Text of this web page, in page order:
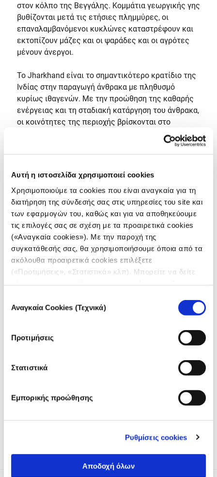
Αυτή η ιστοσελίδα χρησιμοποιεί cookies
Χρησιμοποιούμε τα cookies που είναι αναγκαία για τη
διατήρηση της σύνδεσής σας στις υπηρεσίες του site και
των εφαρμογών του, καθώς και για να αποθηκεύουμε
τις επιλογές σας σε σχέση με τα προαιρετικά cookies
(«Αναγκαία cookies»). Με την παροχή της
συγκατάθεσής σας, θα χρησιμοποιήσουμε όποια από τα
ακόλουθα προαιρετικά cookies επιλέξετε
(«Προτιμήσεις», «Στατιστικά» κλπ). Μπορείτε να δείτε
συγκατάθεσης
Αναγκαία Cookies (Τεχνικά)
Προτιμήσεις
Στατιστικά
Εμπορικής προώθησης
Ρυθμίσεις cookies
Αποδοχή όλων
στον κόλπο της Βεγγάλης. Κομμάτια γεωργικής γης
βυθίζονται μετά τις ετήσιες πλημμύρες, οι
επαναλαμβανόμενοι κυκλώνες καταστρέφουν και
εκτοπίζουν μάζες και οι ψαράδες και οι αγρότες
μένουν άνεργοι.
Το Jharkhand είναι το σημαντικότερο κρατίδιο της
Ινδίας στην παραγωγή άνθρακα με πληθυσμό
κυρίως ιθαγενών. Με την προώθηση της καθαρής
ενέργειας και τη σταδιακή κατάργηση του άνθρακα,
οι κοινότητες της περιοχής βρίσκονται στο
επίκεντρο της συζήτησης για τη δίκαιη μετάβαση.
Αυτοί οι άνθρωποι αγωνίζονται ενάντια στις
βιομηχανίες και τους μεγάλους ρυπαντές και συχνά
Ενώ συνεχίζουν να ζουν με έλλειψη βασικών
αγαθών, όπως καθαρό πόσιμο νερό, τροφή και
εκπαίδευση, τη στιγμή που η γη τους εξορύσσετε
για το κέρδος.
Δείτε τα ρεπορτάζ της Sadhikaεδώ
ΕΡΕΥΝΑ
Credits
Σκηνοθεσία και Παραγωγή:
Διεύθυνση Φωτογραφίας: Danish Qazi, Ishaan Chawla
Το project συμμετείχε στον 4ο
κύκλο του iMEdD incubator.